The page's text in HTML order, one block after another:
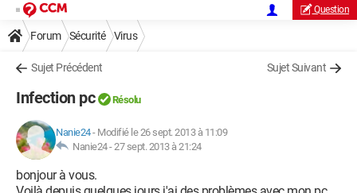
Question
Forum Sécurité Virus
Sujet Précédent Sujet Suivant
Infection pc Résolu
Nanie24- Modifié le 26 sept. 2013 à 11:09
Nanie24 -27 sept. 2013 à 21:24
bonjour à vous.